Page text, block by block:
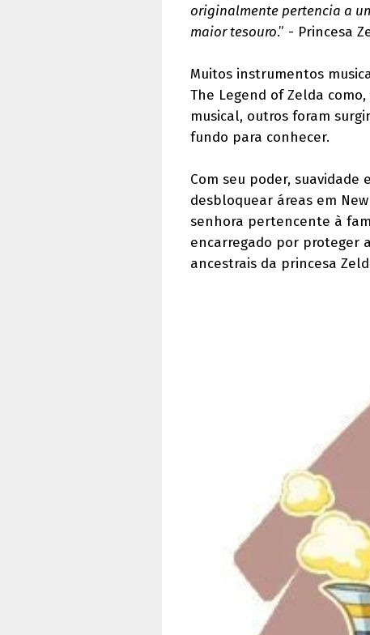
originalmente pertencia a
maior tesouro.” - Princesa
Muitos instrumentos
The Legend of Zelda
musical, outros foram
fundo para conhecer.
Com seu poder,
desbloquear áreas em
senhora pertencente à
encarregado por proteger
ancestrais da princesa